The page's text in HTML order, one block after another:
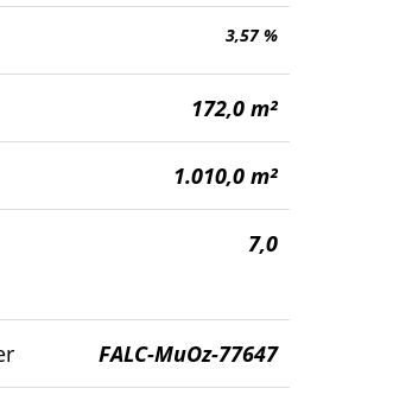
3,57 %
172,0 m²
1.010,0 m²
7,0
FALC-MuOz-77647